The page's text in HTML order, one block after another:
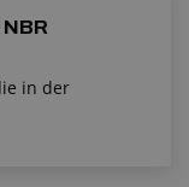
in der